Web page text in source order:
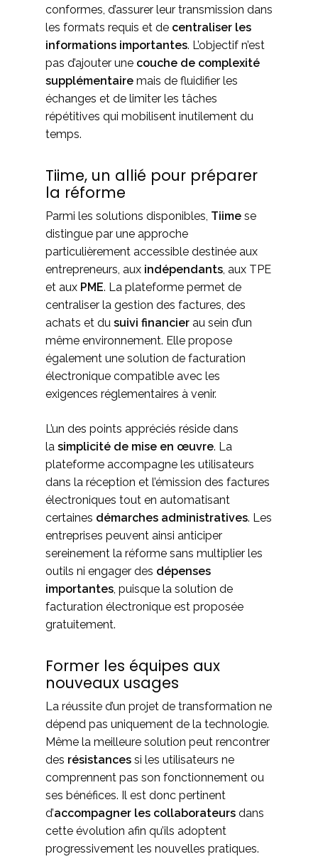
conformes, d’assurer leur transmission dans
les formats requis et de centraliser les
informations importantes. L’objectif n’est
pas d’ajouter une couche de complexité
supplémentaire mais de fluidifier les
échanges et de limiter les tâches
répétitives qui mobilisent inutilement du
temps.
Tiime, un allié pour préparer
la réforme
Parmi les solutions disponibles, Tiime se
distingue par une approche
particulièrement accessible destinée aux
entrepreneurs, aux indépendants, aux TPE
et aux PME. La plateforme permet de
centraliser la gestion des factures, des
achats et du suivi financier au sein d’un
même environnement. Elle propose
également une solution de facturation
électronique compatible avec les
exigences réglementaires à venir.
L’un des points appréciés réside dans
la simplicité de mise en œuvre. La
plateforme accompagne les utilisateurs
dans la réception et l’émission des factures
électroniques tout en automatisant
certaines démarches administratives. Les
entreprises peuvent ainsi anticiper
sereinement la réforme sans multiplier les
outils ni engager des dépenses
importantes, puisque la solution de
facturation électronique est proposée
gratuitement.
Former les équipes aux
nouveaux usages
La réussite d’un projet de transformation ne
dépend pas uniquement de la technologie.
Même la meilleure solution peut rencontrer
des résistances si les utilisateurs ne
comprennent pas son fonctionnement ou
ses bénéfices. Il est donc pertinent
d’accompagner les collaborateurs dans
cette évolution afin qu’ils adoptent
progressivement les nouvelles pratiques.